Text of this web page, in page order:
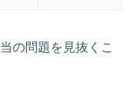
の問題を見抜くこ